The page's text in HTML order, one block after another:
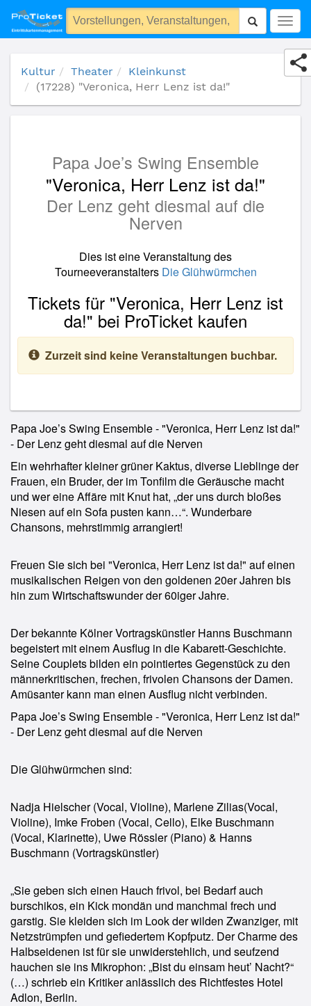
(17228) "Veronica, Herr Lenz ist da!"
Kultur Theater
Kleinkunst
(17228) "Veronica, Herr Lenz ist da!"
Papa Joe’s Swing Ensemble
"Veronica, Herr Lenz ist da!"
Der Lenz geht diesmal auf die
Nerven
Dies ist eine Veranstaltung des
Tourneeveranstalters Die Glühwürmchen
Tickets für "Veronica, Herr Lenz ist
da!" bei ProTicket kaufen
Zurzeit sind keine Veranstaltungen buchbar.
Papa Joe’s Swing Ensemble - "Veronica, Herr Lenz ist da!"
- Der Lenz geht diesmal auf die Nerven
Ein wehrhafter kleiner grüner Kaktus, diverse Lieblinge der
Frauen, ein Bruder, der im Tonfilm die Geräusche macht
und wer eine Affäre mit Knut hat, „der uns durch bloßes
Niesen auf ein Sofa pusten kann…“. Wunderbare
Chansons, mehrstimmig arrangiert!
Freuen Sie sich bei "Veronica, Herr Lenz ist da!" auf einen
musikalischen Reigen von den goldenen 20er Jahren bis
hin zum Wirtschaftswunder der 60iger Jahre.
Der bekannte Kölner Vortragskünstler Hanns Buschmann
begeistert mit einem Ausflug in die Kabarett-Geschichte.
Seine Couplets bilden ein pointiertes Gegenstück zu den
männerkritischen, frechen, frivolen Chansons der Damen.
Amüsanter kann man einen Ausflug nicht verbinden.
Papa Joe’s Swing Ensemble - "Veronica, Herr Lenz ist da!"
- Der Lenz geht diesmal auf die Nerven
Die Glühwürmchen sind:
Nadja Hielscher (Vocal, Violine), Marlene Zilias(Vocal,
Violine), Imke Froben (Vocal, Cello), Elke Buschmann
(Vocal, Klarinette), Uwe Rössler (Piano) & Hanns
Buschmann (Vortragskünstler)
„Sie geben sich einen Hauch frivol, bei Bedarf auch
burschikos, ein Kick mondän und manchmal frech und
garstig. Sie kleiden sich im Look der wilden Zwanziger, mit
Netzstrümpfen und gefiedertem Kopfputz. Der Charme des
Halbseidenen ist für sie unwiderstehlich, und seufzend
hauchen sie ins Mikrophon: „Bist du einsam heut’ Nacht?“
(…) schrieb ein Kritiker anlässlich des Richtfestes Hotel
Adlon, Berlin.